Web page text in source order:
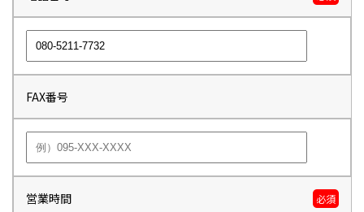
FAX番号
営業時間 必須